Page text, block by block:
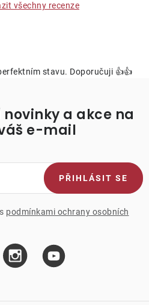
všechny recenze
stavu. Doporučuji 👍👍
a akce na
e-mail
podmínkami ochrany osobních
PŘIHLÁSIT SE